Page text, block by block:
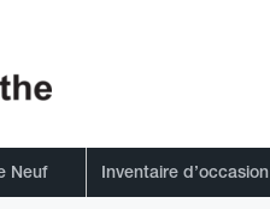
Neuf Inventaire d’occasion